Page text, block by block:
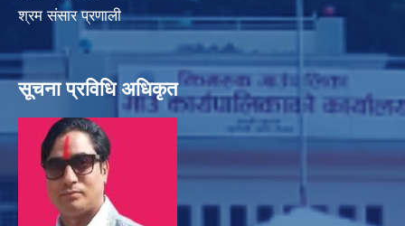
श्रम संसार प्रणाली
सूचना प्रविधि अधिकृत